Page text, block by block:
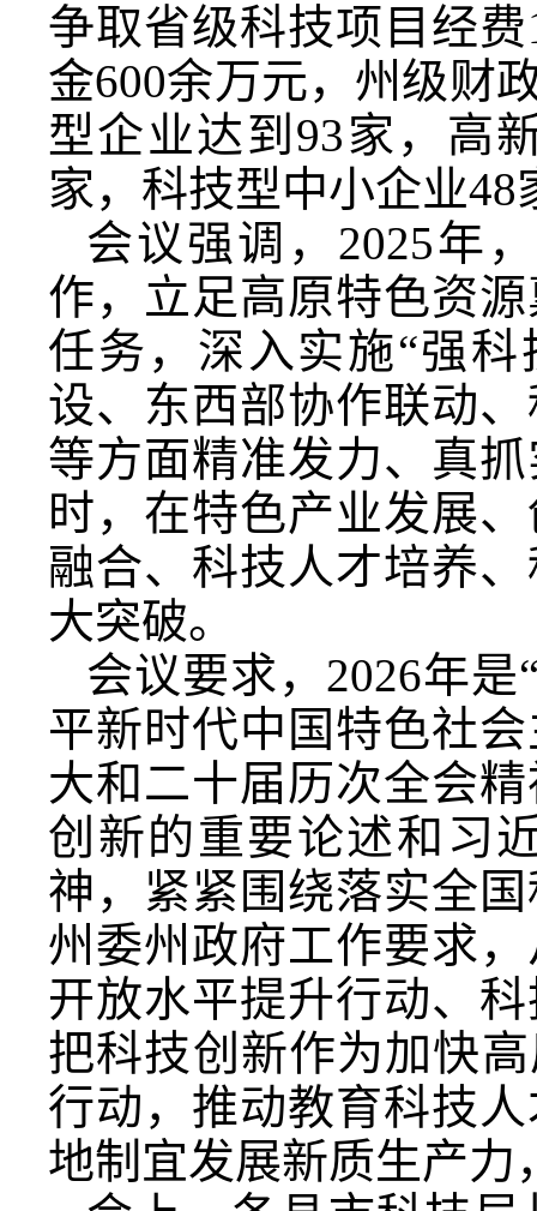
争取省级科技项目经
金600余万元，州级财
型企业达到93家，高
家，科技型中小企业48
会议强调，2025年
作，立足高原特色资
任务，深入实施“强
设、东西部协作联动
等方面精准发力、真
时，在特色产业发展
融合、科技人才培养
大突破。
会议要求，2026年
平新时代中国特色社
大和二十届历次全会
创新的重要论述和习
神，紧紧围绕落实全
州委州政府工作要求
开放水平提升行动、
把科技创新作为加快
行动，推动教育科技
地制宜发展新质生产力